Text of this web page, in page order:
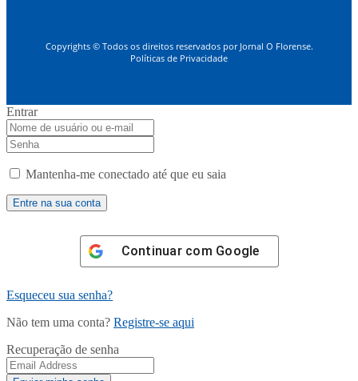
Copyrights © Todos os direitos reservados por Jornal O Florense.
Políticas de Privacidade
Entrar
Mantenha-me conectado até que eu saia
Continuar com Google
Esqueceu sua senha?
Não tem uma conta? Registre-se aqui
Recuperação de senha